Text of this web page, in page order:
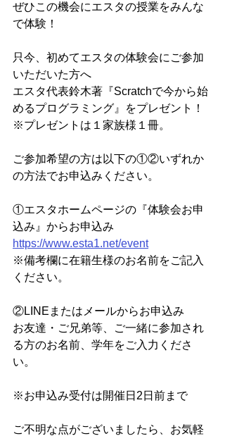
ぜひこの機会にエスタの授業をみんな
で体験！
只今、初めてエスタの体験会にご参加
いただいた方へ
エスタ代表鈴木著『Scratchで今から始
めるプログラミング』をプレゼント！
※プレゼントは１家族様１冊。
ご参加希望の方は以下の①②いずれか
の方法でお申込みください。
①エスタホームページの『体験会お申
込み』からお申込み
https://www.esta1.net/event
※備考欄に在籍生様のお名前をご記入
ください。
②LINEまたはメールからお申込み
お友達・ご兄弟等、ご一緒に参加され
る方のお名前、学年をご入力くださ
い。
※お申込み受付は開催日2日前まで
ご不明な点がございましたら、お気軽